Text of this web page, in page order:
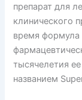
препарат для
клинического
время формула
тысячелетия
названием